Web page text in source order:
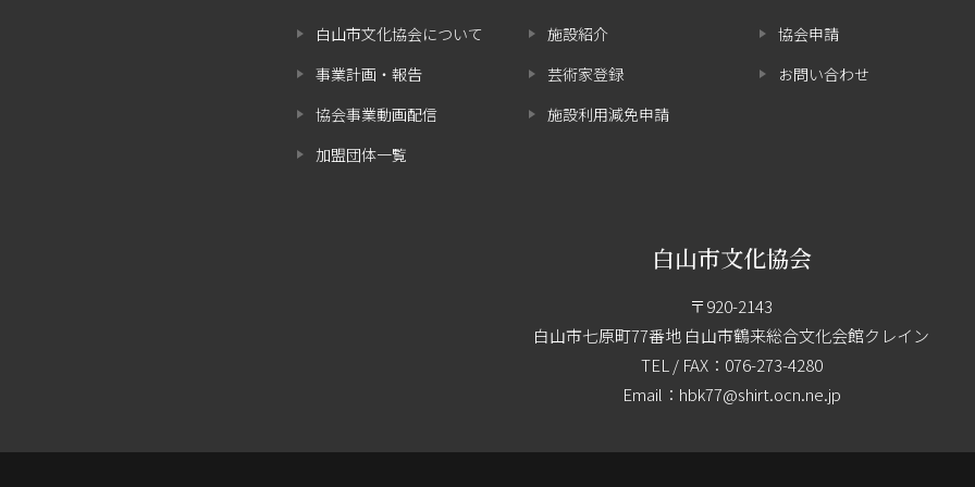
白山市文化協会について
事業計画・報告
協会事業動画配信
加盟団体一覧
施設紹介
芸術家登録
施設利用減免申請
協会申請
お問い合わせ
白山市文化協会
〒920-2143
白山市七原町77番地 白山市鶴来総合文化会館クレイン
TEL / FAX： 076-273-4280
Email：hbk77@shirt.ocn.ne.jp